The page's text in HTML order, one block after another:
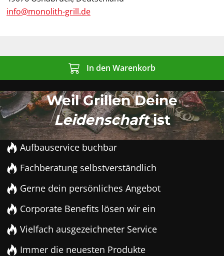
info@monolith-grill.de
In den Warenkorb
Weil Grillen Deine
Leidenschaftist
Aufbauservice buchbar
Fachberatung selbstverständlich
Gerne dein persönliches Angebot
Corporate Benefits lösen wir ein
Vielfach ausgezeichneter Service
Immer die neuesten Produkte